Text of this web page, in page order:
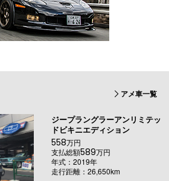
アメ車一覧
ジープラングラーアンリミテッ
ドビキニエディション
558万円
支払総額589万円
年式：2019年
走行距離：26,650km